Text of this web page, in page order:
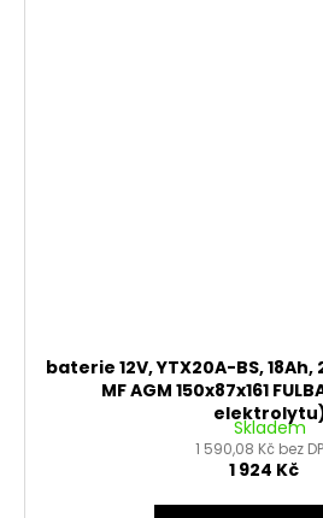
baterie 12V, YTX20A-BS,
MF AGM 150x87x161
Skladem
1 590,08 Kč bez
1 924 Kč